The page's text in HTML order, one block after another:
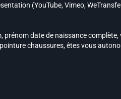
(YouTube, Vimeo,
date de naissance
chaussures, êtes vous